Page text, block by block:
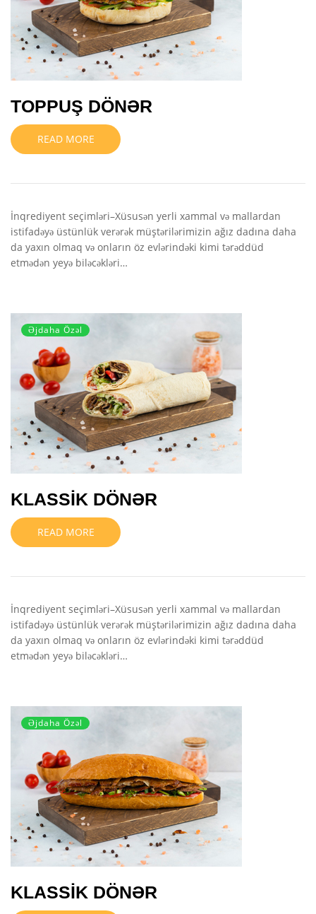
TOPPUŞ DÖNƏR
READ MORE
İnqrediyent seçimləri–Xüsusən yerli xammal və mallardan
istifadəyə üstünlük verərək müştərilərimizin ağız dadına daha
da yaxın olmaq və onların öz evlərindəki kimi tərəddüd
etmədən yeyə biləcəkləri…
Əjdaha Özəl
KLASSİK DÖNƏR
READ MORE
İnqrediyent seçimləri–Xüsusən yerli xammal və mallardan
istifadəyə üstünlük verərək müştərilərimizin ağız dadına daha
da yaxın olmaq və onların öz evlərindəki kimi tərəddüd
etmədən yeyə biləcəkləri…
Əjdaha Özəl
KLASSİK DÖNƏR